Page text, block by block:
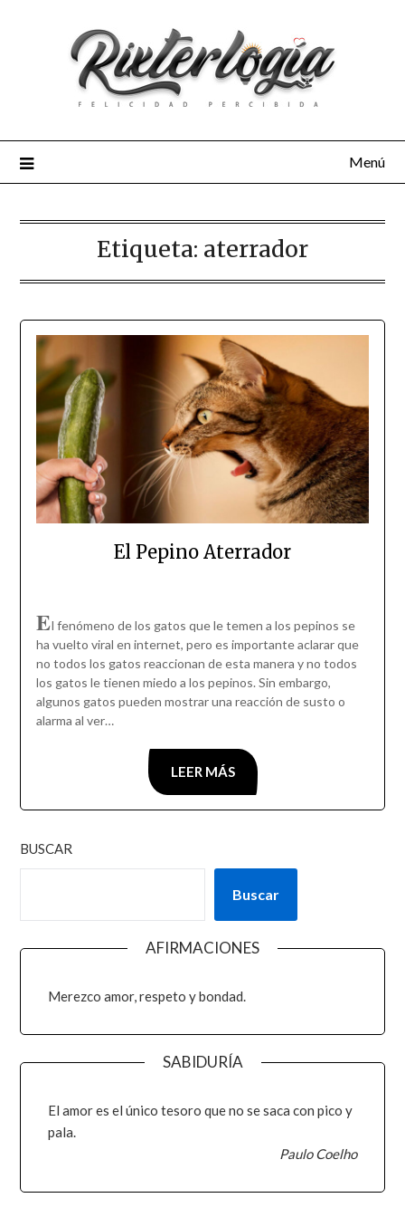
Menú
Etiqueta: aterrador
El Pepino Aterrador
El fenómeno de los gatos que le temen a los pepinos se
ha vuelto viral en internet, pero es importante aclarar que
no todos los gatos reaccionan de esta manera y no todos
los gatos le tienen miedo a los pepinos. Sin embargo,
algunos gatos pueden mostrar una reacción de susto o
alarma al ver…
LEER MÁS
BUSCAR
Buscar
AFIRMACIONES
Merezco amor, respeto y bondad.
SABIDURÍA
El amor es el único tesoro que no se saca con pico y
pala.
Paulo Coelho